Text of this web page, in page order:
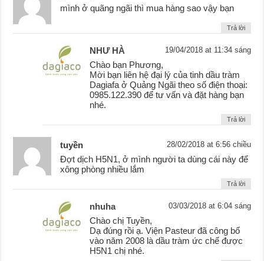
mình ở quãng ngãi thì mua hàng sao vậy bạn
Trả lời
NHƯ HÀ 19/04/2018 at 11:34 sáng
Chào bạn Phương,
Mời bạn liên hệ đại lý của tinh dầu tràm
Dagiafa ở Quảng Ngãi theo số điện thoại:
0985.122.390 để tư vấn và đặt hàng bạn
nhé.
Trả lời
tuyền 28/02/2018 at 6:56 chiều
Đợt dịch H5N1, ở mình người ta dùng cái này để
xông phòng nhiều lắm
Trả lời
nhuha 03/03/2018 at 6:04 sáng
Chào chị Tuyền,
Dạ đúng rồi ạ. Viện Pasteur đã công bố
vào năm 2008 là dầu tràm ức chế được
H5N1 chị nhé.